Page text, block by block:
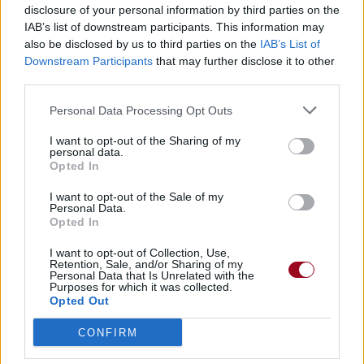
disclosure of your personal information by third parties on the
IAB’s list of downstream participants. This information may
also be disclosed by us to third parties on the IAB’s List of
Downstream Participants that may further disclose it to other
Personal Data Processing Opt Outs
I want to opt-out of the Sharing of my
personal data.
Opted In
I want to opt-out of the Sale of my
Personal Data.
Opted In
I want to opt-out of Collection, Use,
Retention, Sale, and/or Sharing of my
Personal Data that Is Unrelated with the
Purposes for which it was collected.
Opted Out
CONFIRM